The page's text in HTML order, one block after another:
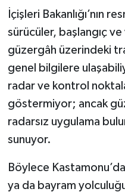
İçişleri Bakanlığı’nın
sürücüler, başlangıç ve
güzergâh üzerindeki
genel bilgilere
radar ve kontrol
göstermiyor; ancak
radarsız uygulama
sunuyor.
Böylece
ya da bayram
Haber Arşivi